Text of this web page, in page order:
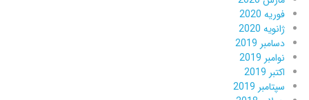
فوریه 2020
ژانویه 2020
دسامبر 2019
نوامبر 2019
اکتبر 2019
سپتامبر 2019